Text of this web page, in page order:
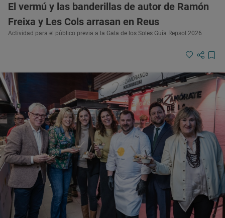
El vermú y las banderillas de autor de Ramón
Freixa y Les Cols arrasan en Reus
Actividad para el público previa a la Gala de los Soles Guía Repsol 2026